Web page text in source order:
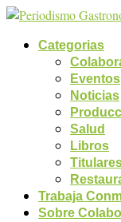
Categorias
Eventos
Noticias
Salud
Libros
Trabaja
Sobre